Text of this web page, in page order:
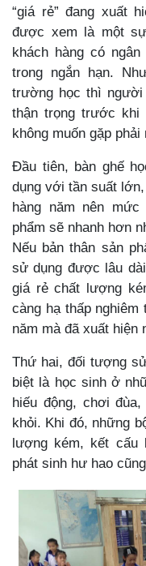
“giá rẻ” đang xuất
được xem là một
khách hàng có
trong ngắn hạn.
trường học thì
thận trọng trước khi
không muốn gặp
Đầu tiên, bàn ghế
dụng với tần suất
hàng năm nên
phẩm sẽ nhanh hơn
Nếu bản thân sản
sử dụng được lâu
giá rẻ chất lượng
càng hạ thấp
năm mà đã xuất hiện
Thứ hai, đối tượng
biệt là học sinh ở
hiếu động, chơi
khỏi. Khi đó, những
lượng kém, kết cấu
phát sinh hư hao